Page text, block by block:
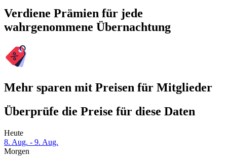
Verdiene Prämien für jede
wahrgenommene Übernachtung
Mehr sparen mit Preisen für Mitglieder
Überprüfe die Preise für diese Daten
Heute
8. Aug. - 9. Aug.
Morgen